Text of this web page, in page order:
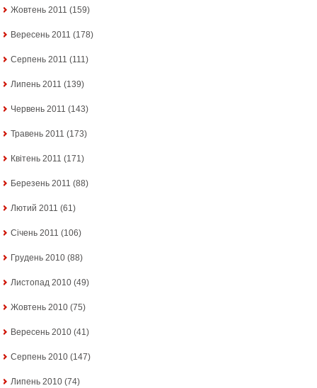
Жовтень 2011 (159)
Вересень 2011 (178)
Серпень 2011 (111)
Липень 2011 (139)
Червень 2011 (143)
Травень 2011 (173)
Квітень 2011 (171)
Березень 2011 (88)
Лютий 2011 (61)
Січень 2011 (106)
Грудень 2010 (88)
Листопад 2010 (49)
Жовтень 2010 (75)
Вересень 2010 (41)
Серпень 2010 (147)
Липень 2010 (74)